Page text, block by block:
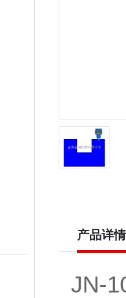
产品详情
JN-